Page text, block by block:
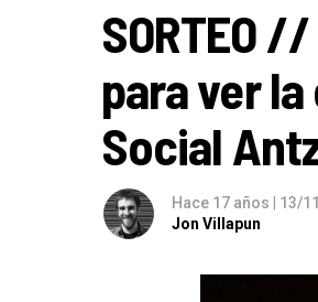
SORTEO
para ver la
Social
Hace 17 años | 13/
Jon Villapun